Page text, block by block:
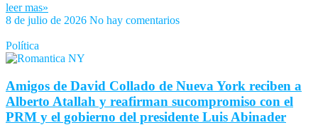
leer mas»
8 de julio de 2026 No hay comentarios
Política
Amigos de David Collado de Nueva York reciben a
Alberto Atallah y reafirman sucompromiso con el
PRM y el gobierno del presidente Luis Abinader